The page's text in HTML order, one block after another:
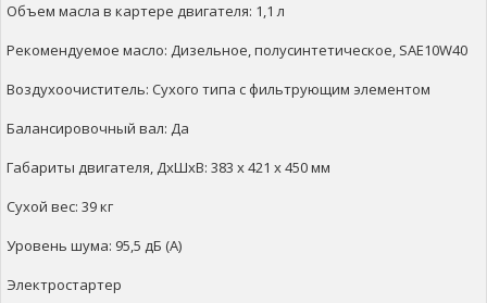
Объем масла в картере двигателя: 1,1 л
Рекомендуемое масло: Дизельное, полусинтетическое, SAE10W40
Воздухоочиститель: Сухого типа с фильтрующим элементом
Балансировочный вал: Да
Габариты двигателя, ДхШхВ: 383 x 421 x 450 мм
Сухой вес: 39 кг
Уровень шума: 95,5 дБ (А)
Электростартер